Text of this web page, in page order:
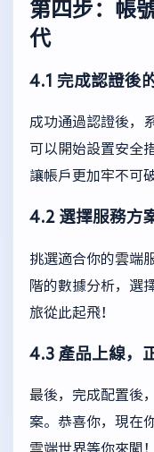
第四步：帳
代
4.1 完成認證後
成功通過認證後，
可以開始設置安全
讓帳戶更加牢不可破
4.2 選擇服務方
挑選適合你的雲端
階的數據分析，選
旅從此起飛！
4.3 產品上線，
最後，完成配置後
案。恭喜你，現在
雲端世界等你來闖！